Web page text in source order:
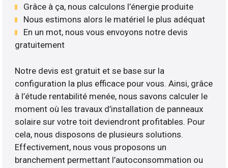
Grâce à ça, nous calculons l’énergie produite
Nous estimons alors le matériel le plus adéquat
En un mot, nous vous envoyons notre devis
gratuitement
Notre devis est gratuit et se base sur la
configuration la plus efficace pour vous. Ainsi, grâce
à l’étude rentabilité menée, nous savons calculer le
moment où les travaux d’installation de panneaux
solaire sur votre toit deviendront profitables. Pour
cela, nous disposons de plusieurs solutions.
Effectivement, nous vous proposons un
branchement permettant l’autoconsommation ou